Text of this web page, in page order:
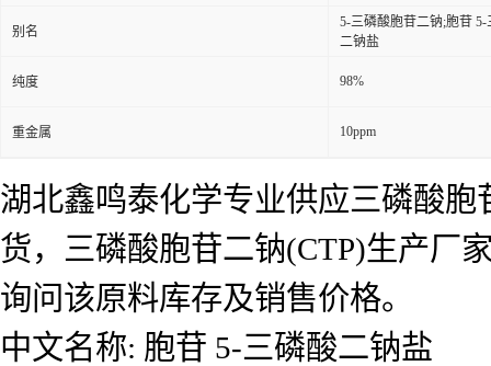
别名
5-三磷酸胞苷二钠;胞苷
二钠盐
纯度 98%
重金属 10ppm
湖北鑫鸣泰化学专业供应三磷酸
货，三磷酸胞苷二钠(CTP)生产厂
询问该原料库存及销售价格。
中文名称: 胞苷 5-三磷酸二钠盐